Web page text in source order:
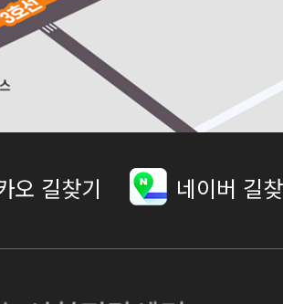
오 길찾기 네이버 길